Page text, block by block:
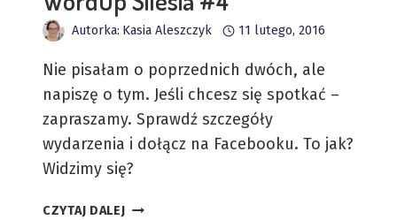
Autorka: Kasia Aleszczyk 11 lutego, 2016
Nie pisałam o poprzednich dwóch, ale
napiszę o tym. Jeśli chcesz się spotkać –
zapraszamy. Sprawdź szczegóły
wydarzenia i dołącz na Facebooku. To jak?
Widzimy się?
CZYTAJ DALEJWORDUP